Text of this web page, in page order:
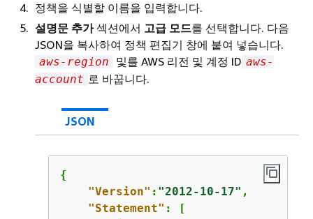
정책을 식별할 이름을 입력합니다.
설명문 추가섹션에서 고급 모드를 선택합니다. 다음
JSON을 복사하여 정책 편집기 창에 붙여 넣습니다.
aws-region 및를 AWS 리전 및 계정 ID aws-
account 로 바꿉니다.
JSON
{
"Version" : "2012-10-17" ,
"Statement" : [